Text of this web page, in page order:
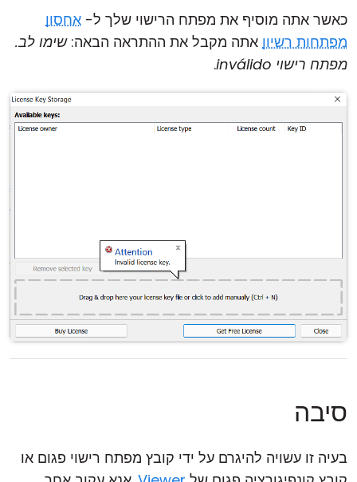
כאשר אתה מוסיף את מפתח הרישוי שלך ל- אחסון
מפתחות רשיון אתה מקבל את ההתראה הבאה:שימו לב.
מפתח רישוי inválido
.
סיבה
בעיה זו עשויה להיגרם על ידי קובץ מפתח רישוי פגום או